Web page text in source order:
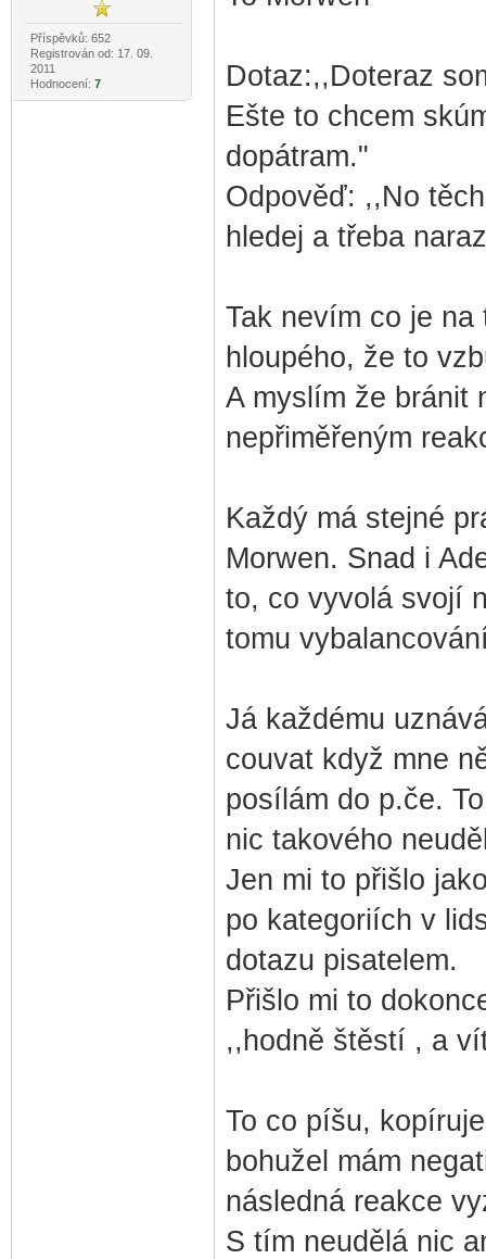
Příspěvků: 652
Registrován od: 17. 09.
2011
Hodnocení: 7
Dotaz:,,Doteraz
Ešte to chcem
dopátram."
Odpověď: ,,No
hledej a třeba
Tak nevím co je
hloupého, že to
A myslím že bránit
nepřiměřeným
Každý má stejné
Morwen. Snad i
to, co vyvolá svojí
tomu
Já každému
couvat když mne
posílám do p.če.
nic takového
Jen mi to přišlo
po kategoriích v
dotazu pisatelem.
Přišlo mi to
,,hodně štěstí , a
To co píšu,
bohužel mám
následná reakce
S tím neudělá nic